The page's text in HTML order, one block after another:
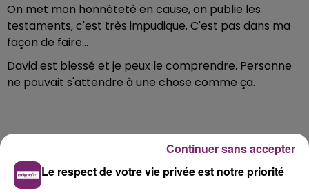
On met mon honnêteté en cause, on publie les
testaments, c'est très impudique. C'est pas dans ma
façon de faire...
David est blessé et je peux le comprendre. Personne
ne pouvait s'attendre à une chose comme ça.
Le respect de votre vie privée est notre priorité
Continuer sans accepter